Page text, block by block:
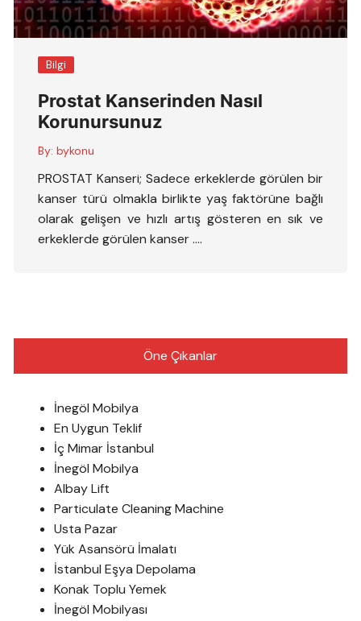
Bilgi
Prostat Kanserinden Nasıl
Korunursunuz
By: bykonu
PROSTAT Kanseri; Sadece erkeklerde görülen bir
kanser türü olmakla birlikte yaş faktörüne bağlı
olarak gelişen ve hızlı artış gösteren en sık ve
erkeklerde görülen kanser ….
Öne Çıkanlar
İnegöl Mobilya
En Uygun Teklif
İç Mimar İstanbul
İnegöl Mobilya
Albay Lift
Particulate Cleaning Machine
Usta Pazar
Yük Asansörü İmalatı
İstanbul Eşya Depolama
Konak Toplu Yemek
İnegöl Mobilyası